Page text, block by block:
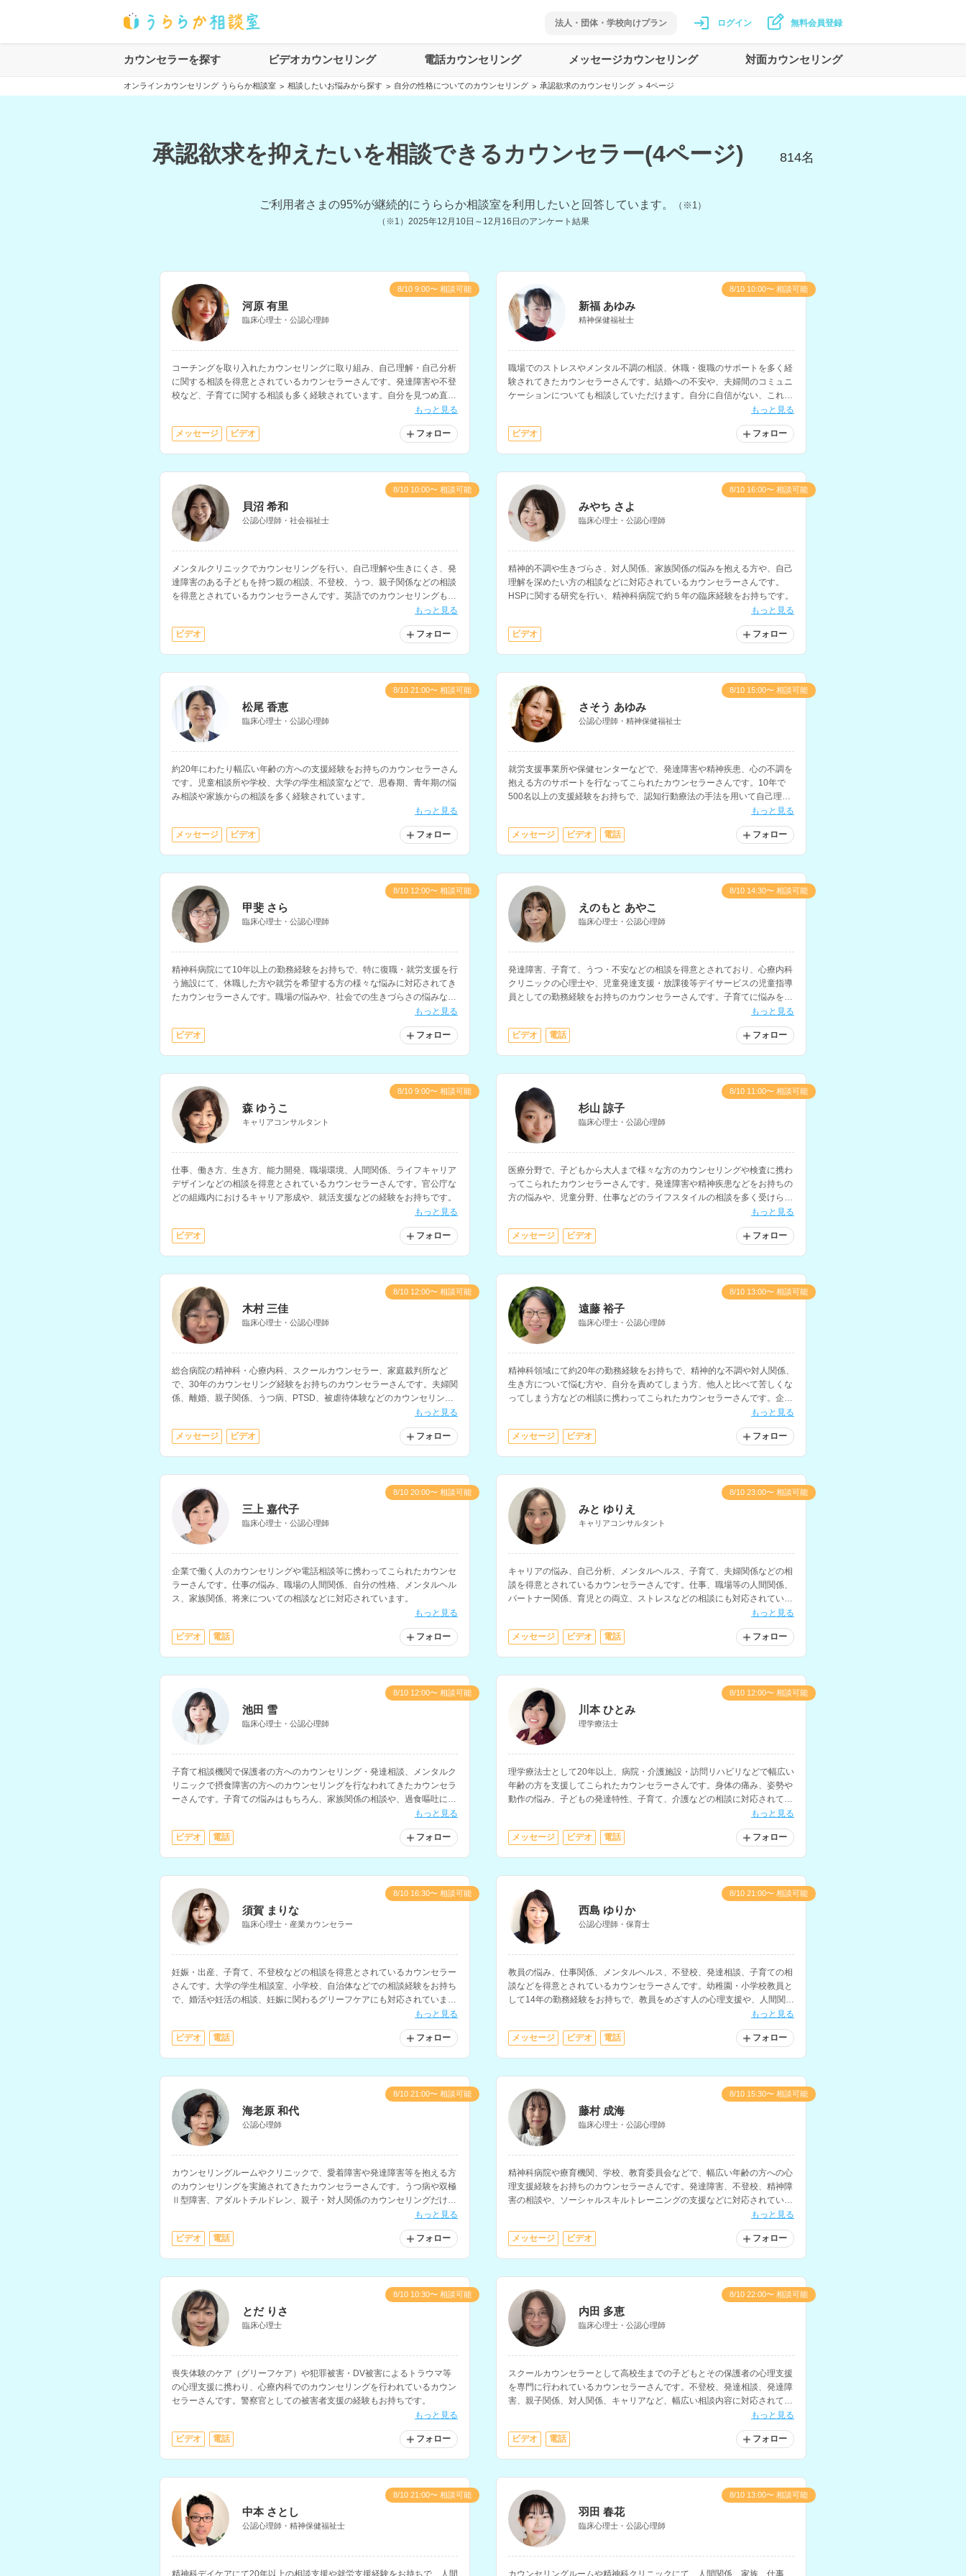
法人・団体・学校向けプラン ログイン 無料会員登録
カウンセラーを探す ビデオカウンセリング 電話カウンセリング メッセージカウンセリング 対面カウンセリング
オンラインカウンセリング うららか相談室 > 相談したいお悩みから探す > 自分の性格についてのカウンセリング > 承認欲求のカウンセリング > 4ページ
承認欲求を抑えたいを相談できるカウンセラー(4ページ) 814名
ご利用者さまの95%が継続的にうららか相談室を利用したいと回答しています。 （※1）
（※1） 2025年12月10日～12月16日 のアンケート結果
河原 有里
臨床心理士・公認心理師
コーチングを取り入れたカウンセリングに取り組み、自己理解・自己分析
に関する相談を得意とされているカウンセラーさんです。発達障害や不登
校など、子育てに関する相談も多く経験されています。自分を見つめ直し
もっと見る
メッセージ ビデオ フォロー
8/10 9:00〜 相談可能
新福 あゆみ
精神保健福祉士
職場でのストレスやメンタル不調の相談、休職・復職のサポートを多く経
験されてきたカウンセラーさんです。結婚への不安や、夫婦間のコミュニ
ケーションについても相談していただけます。自分に自信がない、これか
らどうしたら良いのかわからないと悩まれている方にもおすすめです。
もっと見る
ビデオ フォロー
8/10 10:00〜 相談可能
貝沼 希和
公認心理師・社会福祉士
メンタルクリニックでカウンセリングを行い、自己理解や生きにくさ、発
達障害のある子どもを持つ親の相談、不登校、うつ、親子関係などの相談
を得意とされているカウンセラーさんです。英語でのカウンセリングも可
能で、大学でのキャリアカウンセリングなどの経験もお持ちです。もっと見る
ビデオ フォロー
8/10 10:00〜 相談可能
みやち さよ
臨床心理士・公認心理師
精神的不調や生きづらさ、対人関係、家族関係の悩みを抱える方や、自己
理解を深めたい方の相談などに対応されているカウンセラーさんです。
HSPに関する研究を行い、精神科病院で約５年の臨床経験をお持ちです。
もっと見る
ビデオ フォロー
8/10 16:00〜 相談可能
松尾 香恵
臨床心理士・公認心理師
約20年にわたり幅広い年齢の方への支援経験をお持ちのカウンセラーさん
です。児童相談所や学校、大学の学生相談室などで、思春期、青年期の悩
み相談や家族からの相談を多く経験されています。
もっと見る
メッセージ ビデオ フォロー
8/10 21:00〜 相談可能
さそう あゆみ
公認心理師・精神保健福祉士
就労支援事業所や保健センターなどで、発達障害や精神疾患、心の不調を
抱える方のサポートを行なってこられたカウンセラーさんです。10年で
500名以上の支援経験をお持ちで、認知行動療法の手法を用いて自己理解
を深めるサポートやセルフケアに関する相談にも対応されています。
もっと見る
メッセージ ビデオ 電話 フォロー
8/10 15:00〜 相談可能
甲斐 さら
臨床心理士・公認心理師
精神科病院にて10年以上の勤務経験をお持ちで、特に復職・就労支援を行
う施設にて、休職した方や就労を希望する方の様々な悩みに対応されてき
たカウンセラーさんです。職場の悩みや、社会での生きづらさの悩みなど
もっと見る
ビデオ フォロー
8/10 12:00〜 相談可能
えのもと あやこ
臨床心理士・公認心理師
発達障害、子育て、うつ・不安などの相談を得意とされており、心療内科
クリニックの心理士や、児童発達支援・放課後等デイサービスの児童指導
員としての勤務経験をお持ちのカウンセラーさんです。子育てに悩みを抱
もっと見る
ビデオ 電話 フォロー
8/10 14:30〜 相談可能
森 ゆうこ
キャリアコンサルタント
仕事、働き方、生き方、能力開発、職場環境、人間関係、ライフキャリア
デザインなどの相談を得意とされているカウンセラーさんです。官公庁な
どの組織内におけるキャリア形成や、就活支援などの経験をお持ちです。
もっと見る
ビデオ フォロー
8/10 9:00〜 相談可能
杉山 諒子
臨床心理士・公認心理師
医療分野で、子どもから大人まで様々な方のカウンセリングや検査に携わ
ってこられたカウンセラーさんです。発達障害や精神疾患などをお持ちの
方の悩みや、児童分野、仕事などのライフスタイルの相談を多く受けられ
もっと見る
メッセージ ビデオ フォロー
8/10 11:00〜 相談可能
木村 三佳
臨床心理士・公認心理師
総合病院の精神科・心療内科、スクールカウンセラー、家庭裁判所など
で、30年のカウンセリング経験をお持ちのカウンセラーさんです。夫婦関
係、離婚、親子関係、うつ病、PTSD、被虐待体験などのカウンセリング
もっと見る
メッセージ ビデオ フォロー
8/10 12:00〜 相談可能
遠藤 裕子
臨床心理士・公認心理師
精神科領域にて約20年の勤務経験をお持ちで、精神的な不調や対人関係、
生き方について悩む方や、自分を責めてしまう方、他人と比べて苦しくな
ってしまう方などの相談に携わってこられたカウンセラーさんです。企業
もっと見る
メッセージ ビデオ フォロー
8/10 13:00〜 相談可能
三上 嘉代子
臨床心理士・公認心理師
企業で働く人のカウンセリングや電話相談等に携わってこられたカウンセ
ラーさんです。仕事の悩み、職場の人間関係、自分の性格、メンタルヘル
ス、家族関係、将来についての相談などに対応されています。
もっと見る
ビデオ 電話 フォロー
8/10 20:00〜 相談可能
みと ゆりえ
キャリアコンサルタント
キャリアの悩み、自己分析、メンタルヘルス、子育て、夫婦関係などの相
談を得意とされているカウンセラーさんです。仕事、職場等の人間関係、
パートナー関係、育児との両立、ストレスなどの相談にも対応されていま
もっと見る
メッセージ ビデオ 電話 フォロー
8/10 23:00〜 相談可能
池田 雪
臨床心理士・公認心理師
子育て相談機関で保護者の方へのカウンセリング・発達相談、メンタルク
リニックで摂食障害の方へのカウンセリングを行なわれてきたカウンセラ
ーさんです。子育ての悩みはもちろん、家族関係の相談や、過食嘔吐に関
もっと見る
ビデオ 電話 フォロー
8/10 12:00〜 相談可能
川本 ひとみ
理学療法士
理学療法士として20年以上、病院・介護施設・訪問リハビリなどで幅広い
年齢の方を支援してこられたカウンセラーさんです。身体の痛み、姿勢や
動作の悩み、子どもの発達特性、子育て、介護などの相談に対応されてい
もっと見る
メッセージ ビデオ 電話 フォロー
8/10 12:00〜 相談可能
須賀 まりな
臨床心理士・産業カウンセラー
妊娠・出産、子育て、不登校などの相談を得意とされているカウンセラー
さんです。大学の学生相談室、小学校、自治体などでの相談経験をお持ち
で、婚活や妊活の相談、妊娠に関わるグリーフケアにも対応されていま
もっと見る
ビデオ 電話 フォロー
8/10 16:30〜 相談可能
西島 ゆりか
公認心理師・保育士
教員の悩み、仕事関係、メンタルヘルス、不登校、発達相談、子育ての相
談などを得意とされているカウンセラーさんです。幼稚園・小学校教員と
して14年の勤務経験をお持ちで、教員をめざす人の心理支援や、人間関
もっと見る
メッセージ ビデオ 電話 フォロー
8/10 21:00〜 相談可能
海老原 和代
公認心理師
カウンセリングルームやクリニックで、愛着障害や発達障害等を抱える方
のカウンセリングを実施されてきたカウンセラーさんです。うつ病や双極
Ⅱ型障害、アダルトチルドレン、親子・対人関係のカウンセリングだけで
なく、小中学校で10年以上の教育相談経験をお持ちで、不登校や引きこも
もっと見る
ビデオ 電話 フォロー
8/10 21:00〜 相談可能
藤村 成海
臨床心理士・公認心理師
精神科病院や療育機関、学校、教育委員会などで、幅広い年齢の方への心
理支援経験をお持ちのカウンセラーさんです。発達障害、不登校、精神障
害の相談や、ソーシャルスキルトレーニングの支援などに対応されていま
もっと見る
メッセージ ビデオ フォロー
8/10 15:30〜 相談可能
とだ りさ
臨床心理士
喪失体験のケア（グリーフケア）や犯罪被害・DV被害によるトラウマ等
の心理支援に携わり、心療内科でのカウンセリングを行われているカウン
セラーさんです。警察官としての被害者支援の経験もお持ちです。
もっと見る
ビデオ 電話 フォロー
8/10 10:30〜 相談可能
内田 多恵
臨床心理士・公認心理師
スクールカウンセラーとして高校生までの子どもとその保護者の心理支援
を専門に行われているカウンセラーさんです。不登校、発達相談、発達障
害、親子関係、対人関係、キャリアなど、幅広い相談内容に対応されてい
もっと見る
ビデオ 電話 フォロー
8/10 22:00〜 相談可能
中本 さとし
公認心理師・精神保健福祉士
精神科デイケアにて20年以上の相談支援や就労支援経験をお持ちで、人間
8/10 21:00〜 相談可能
羽田 春花
臨床心理士・公認心理師
カウンセリングルームや精神科クリニックにて、人間関係、家族、仕事、
8/10 13:00〜 相談可能